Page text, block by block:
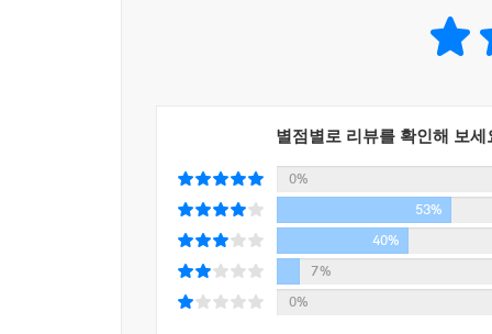
그녀는 열심히 밥을 먹었다. 다 먹은 다음 물을
다. 쟁반 위에 있던 물병과 유리컵을 내려놓고 거
그 겨울은 우리 둘 다에게 몹시 힘들었다.
별점별로 리뷰를 확인해 보세
0%
53%
40%
7%
0%